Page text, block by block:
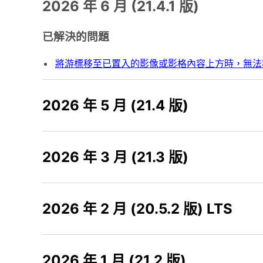
2026 年 6 月 (21.4.1 版)
已解決的問題
將游標移至已置入的影像或影格內容上方時，無
2026 年 5 月 (21.4 版)
2026 年 3 月 (21.3 版)
2026 年 2 月 (20.5.2 版) LTS